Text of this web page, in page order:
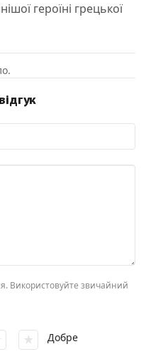
героїні грецької
Використовуйте звичайний
Добре